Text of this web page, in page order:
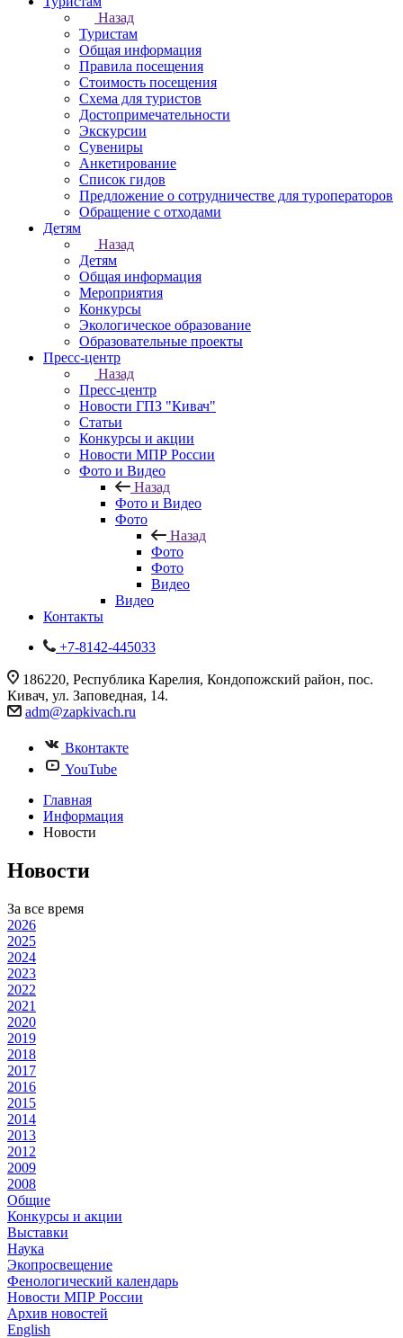
Назад
Туристам
Общая информация
Правила посещения
Стоимость посещения
Схема для туристов
Достопримечательности
Экскурсии
Сувениры
Анкетирование
Список гидов
Предложение о сотрудничестве для туроператоров
Обращение с отходами
Детям
Назад
Детям
Общая информация
Мероприятия
Конкурсы
Экологическое образование
Образовательные проекты
Пресс-центр
Назад
Пресс-центр
Новости ГПЗ "Кивач"
Статьи
Конкурсы и акции
Новости МПР России
Фото и Видео
Назад
Фото и Видео
Фото
Назад
Фото
Фото
Видео
Видео
Контакты
+7-8142-445033
186220, Республика Карелия, Кондопожский район, пос.
Кивач, ул. Заповедная, 14.
adm@zapkivach.ru
Вконтакте
YouTube
Главная
Информация
Новости
Новости
За все время
2026
2025
2024
2023
2022
2021
2020
2019
2018
2017
2016
2015
2014
2013
2012
2009
2008
Общие
Конкурсы и акции
Выставки
Наука
Экопросвещение
Фенологический календарь
Новости МПР России
Архив новостей
English